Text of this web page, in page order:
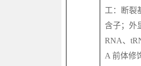
工：断裂
含子；外
RNA、
A 前体修